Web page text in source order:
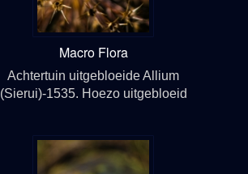
Macro Flora
Achtertuin uitgebloeide Allium
(Sierui)-1535. Hoezo uitgebloeid